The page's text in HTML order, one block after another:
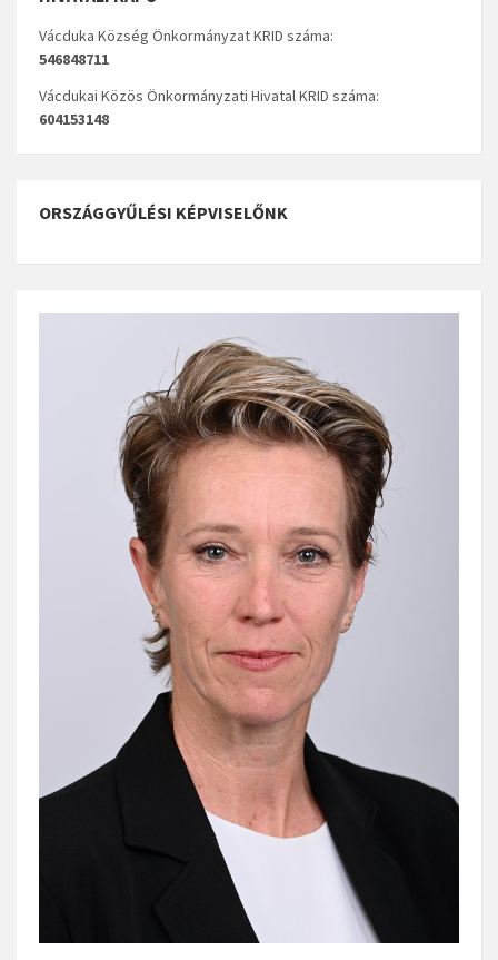
Vácduka Község Önkormányzat KRID száma:
546848711
Vácdukai Közös Önkormányzati Hivatal KRID száma:
604153148
ORSZÁGGYŰLÉSI KÉPVISELŐNK